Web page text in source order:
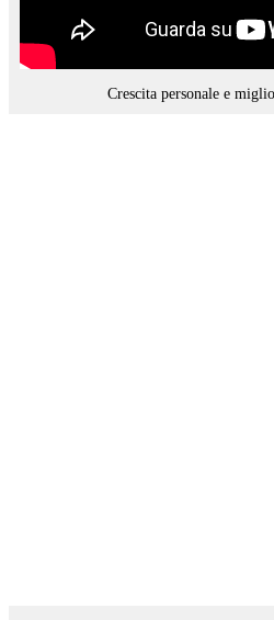
Crescita personale e